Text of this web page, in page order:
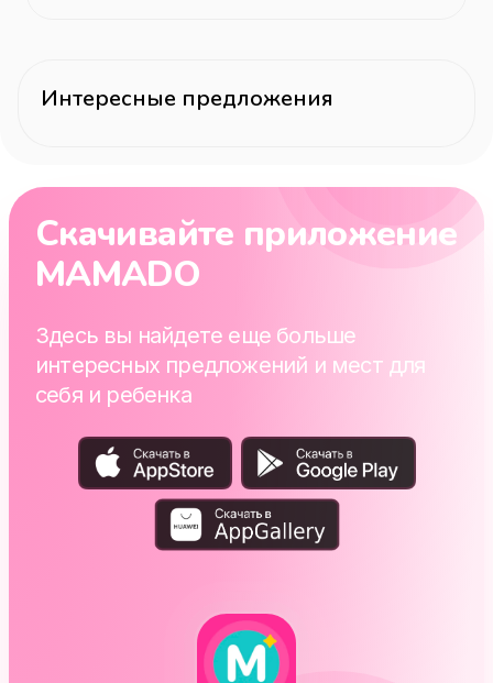
Интересные предложения
Скачивайте приложение
MAMADO
Здесь вы найдете еще больше
интересных предложений и мест для
себя и ребенка